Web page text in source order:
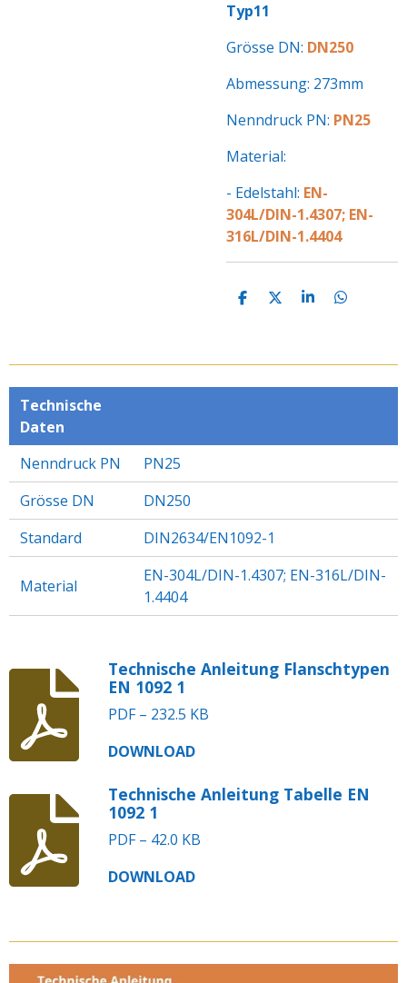
Typ11
Grösse DN: DN250
Abmessung: 273mm
Nenndruck PN: PN25
Material:
- Edelstahl: EN-
304L/DIN-1.4307; EN-
316L/DIN-1.4404
T
E
T
E
T
E
T
E
Technische
Daten
Nenndruck PN
PN25
Grösse DN
DN250
Standard
DIN2634/EN1092-1
Material
EN-304L/DIN-1.4307; EN-316L/DIN-
1.4404
Technische Anleitung Flanschtypen
EN 1092 1
PDF – 232.5 KB
DOWNLOAD
Technische Anleitung Tabelle EN
1092 1
PDF – 42.0 KB
DOWNLOAD